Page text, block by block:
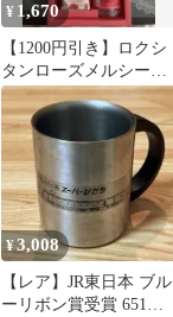
¥ 1,670
【1200円引き】ロクシ
タンローズメルシーシ
ャワージェル・ハンド
クリーム
¥3,008
【レア】JR東日本 ブル
ーリボン賞受賞 651系